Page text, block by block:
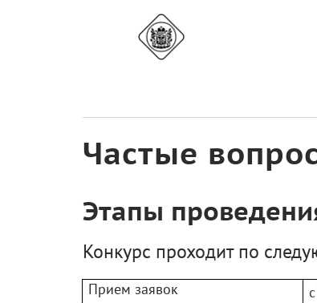
Частые
Этапы
Конкурс проходит по
Прием заявок с